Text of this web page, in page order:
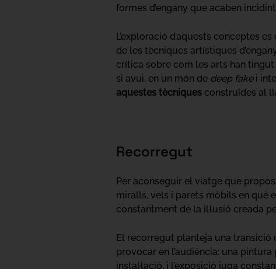
formes d’engany que acaben
L’exploració d’aquests conceptes
de les tècniques artístiques
crítica sobre com les arts han
si avui, en un món de deep fakei
aquestes tècniques construïdes al
Recorregut
Per aconseguir el viatge que
miralls, vels i parets mòbils en què
constantment de la il·lusió creada
El recorregut planteja una transició
provocar en l’audiència: una
instal·lació, i l’exposició juga